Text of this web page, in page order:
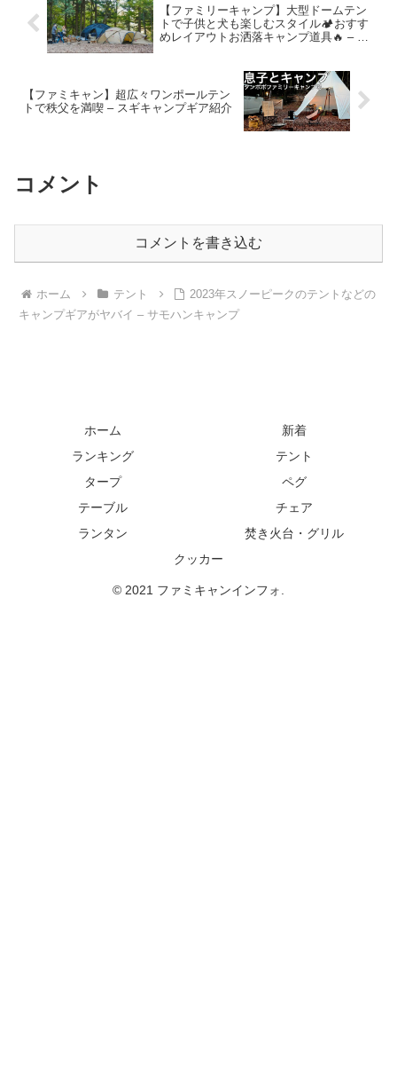
【ファミリーキャンプ】大型ドームテン
トで子供と犬も楽しむスタイル🏕おすす
めレイアウトお洒落キャンプ道具🔥 – タ
【ファミキャン】超広々ワンポールテン
トで秩父を満喫 – スギキャンプギア紹介
コメント
コメントを書き込む
ホーム テント
2023年スノーピークのテントなどの
キャンプギアがヤバイ – サモハンキャンプ
ホーム
新着
ランキング
テント
タープ
ペグ
テーブル
チェア
ランタン
焚き火台・グリル
クッカー
© 2021 ファミキャンインフォ.